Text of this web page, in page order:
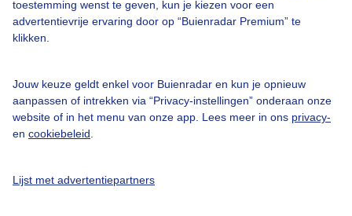
toestemming wenst te geven, kun je kiezen voor een
advertentievrije ervaring door op “Buienradar Premium” te
klikken.
Jouw keuze geldt enkel voor Buienradar en kun je opnieuw
aanpassen of intrekken via “Privacy-instellingen” onderaan onze
website of in het menu van onze app. Lees meer in ons privacy-
en cookiebeleid
Lijst met advertentiepartners
Contact
Adverteren
Buienradar Team
Cookie beleid